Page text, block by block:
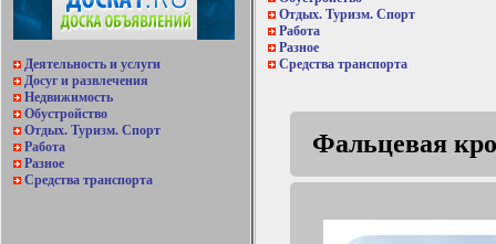
Деятельность и услуги
Досуг и развлечения
Недвижимость
Обустройство
Отдых. Туризм. Спорт
Работа
Разное
Средства транспорта
Отдых. Туризм. Спорт
Работа
Разное
Средства транспорта
Фальцевая